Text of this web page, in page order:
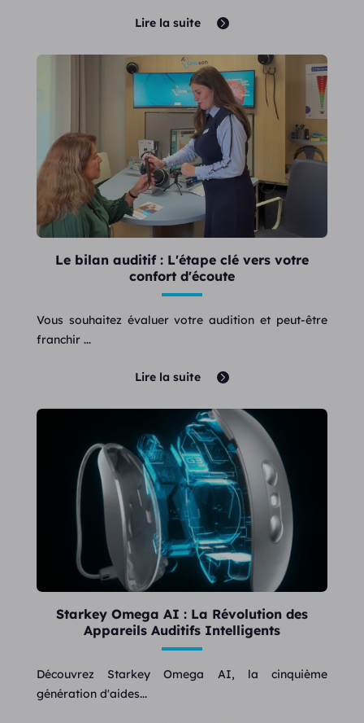
Lire la suite
Le bilan auditif : L'étape clé vers votre
confort d'écoute
Vous souhaitez évaluer votre audition et peut-être
franchir ...
Lire la suite
Starkey Omega AI : La Révolution des
Appareils Auditifs Intelligents
Découvrez Starkey Omega AI, la cinquième
génération d'aides...